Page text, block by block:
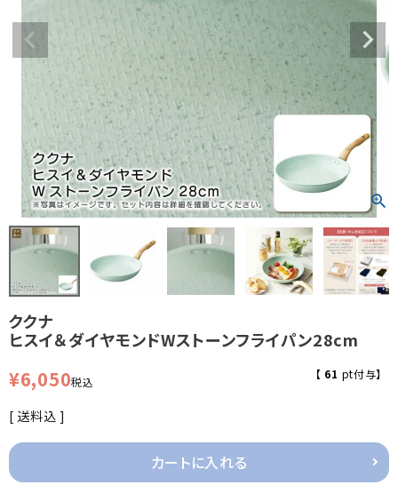
ククナ
ヒスイ＆ダイヤモンドWストーンフライパン28cm
¥6,050税込
【 61 pt付与】
送料込
カートに入れる